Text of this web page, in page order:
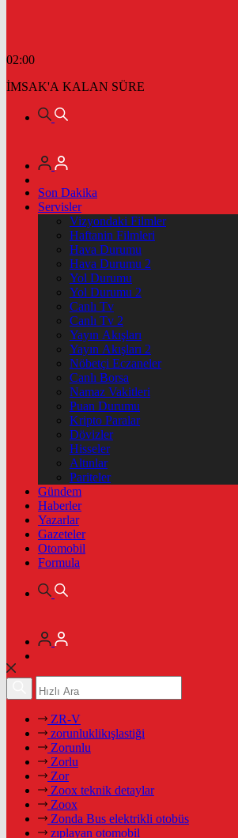
02:00
İMSAK'A KALAN SÜRE
Son Dakika
Servisler
Vizyondaki Filmler
Haftanin Filmleri
Hava Durumu
Hava Durumu 2
Yol Durumu
Yol Durumu 2
Canlı Tv
Canlı Tv 2
Yayın Akışları
Yayın Akışları 2
Nöbetçi Eczaneler
Canlı Borsa
Namaz Vakitleri
Puan Durumu
Kripto Paralar
Dövizler
Hisseler
Altınlar
Pariteler
Gündem
Haberler
Yazarlar
Gazeteler
Otomobil
Formula
ZR-V
zorunluklikışlastiği
Zorunlu
Zorlu
Zor
Zoox teknik detaylar
Zoox
Zonda Bus elektrikli otobüs
zıplayan otomobil